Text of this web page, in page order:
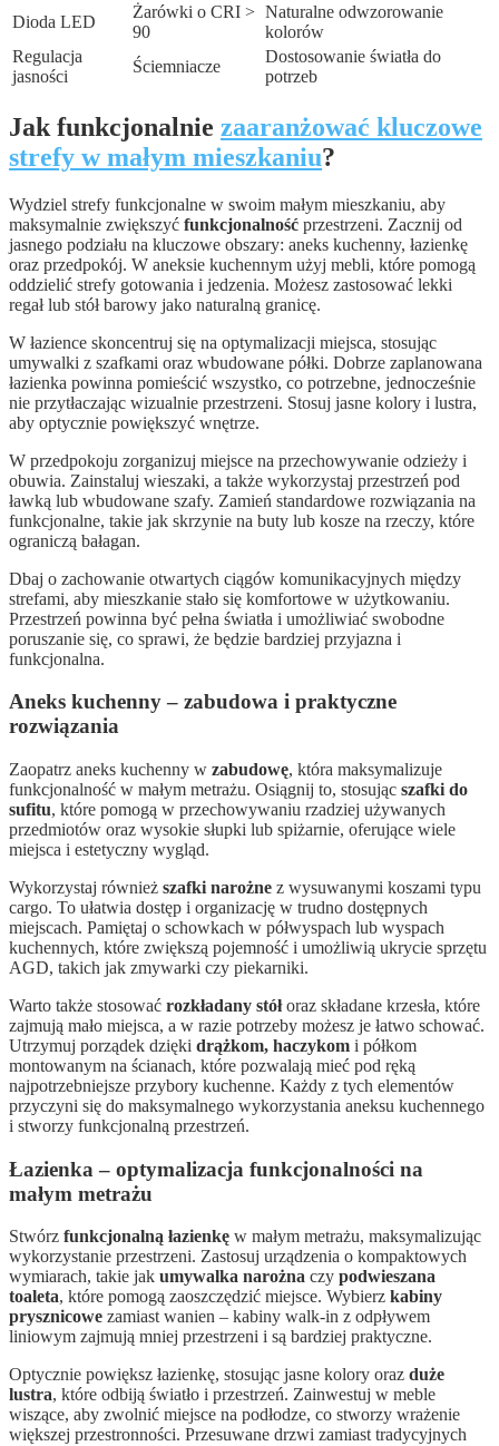
Dioda LED
Żarówki o CRI >
90
Naturalne odwzorowanie
kolorów
Regulacja
jasności
Ściemniacze
Dostosowanie światła do
potrzeb
Jak funkcjonalnie zaaranżować kluczowe
strefy w małym mieszkaniu?
Wydziel strefy funkcjonalne w swoim małym mieszkaniu, aby
maksymalnie zwiększyć funkcjonalność przestrzeni. Zacznij od
jasnego podziału na kluczowe obszary: aneks kuchenny, łazienkę
oraz przedpokój. W aneksie kuchennym użyj mebli, które pomogą
oddzielić strefy gotowania i jedzenia. Możesz zastosować lekki
regał lub stół barowy jako naturalną granicę.
W łazience skoncentruj się na optymalizacji miejsca, stosując
umywalki z szafkami oraz wbudowane półki. Dobrze zaplanowana
łazienka powinna pomieścić wszystko, co potrzebne, jednocześnie
nie przytłaczając wizualnie przestrzeni. Stosuj jasne kolory i lustra,
aby optycznie powiększyć wnętrze.
W przedpokoju zorganizuj miejsce na przechowywanie odzieży i
obuwia. Zainstaluj wieszaki, a także wykorzystaj przestrzeń pod
ławką lub wbudowane szafy. Zamień standardowe rozwiązania na
funkcjonalne, takie jak skrzynie na buty lub kosze na rzeczy, które
ograniczą bałagan.
Dbaj o zachowanie otwartych ciągów komunikacyjnych między
strefami, aby mieszkanie stało się komfortowe w użytkowaniu.
Przestrzeń powinna być pełna światła i umożliwiać swobodne
poruszanie się, co sprawi, że będzie bardziej przyjazna i
funkcjonalna.
Aneks kuchenny – zabudowa i praktyczne
rozwiązania
Zaopatrz aneks kuchenny w zabudowę, która maksymalizuje
funkcjonalność w małym metrażu. Osiągnij to, stosując szafki do
sufitu, które pomogą w przechowywaniu rzadziej używanych
przedmiotów oraz wysokie słupki lub spiżarnie, oferujące wiele
miejsca i estetyczny wygląd.
Wykorzystaj również szafki narożne z wysuwanymi koszami typu
cargo. To ułatwia dostęp i organizację w trudno dostępnych
miejscach. Pamiętaj o schowkach w półwyspach lub wyspach
kuchennych, które zwiększą pojemność i umożliwią ukrycie sprzętu
AGD, takich jak zmywarki czy piekarniki.
Warto także stosować rozkładany stółoraz składane krzesła, które
zajmują mało miejsca, a w razie potrzeby możesz je łatwo schować.
Utrzymuj porządek dzięki drążkom, haczykom i półkom
montowanym na ścianach, które pozwalają mieć pod ręką
najpotrzebniejsze przybory kuchenne. Każdy z tych elementów
przyczyni się do maksymalnego wykorzystania aneksu kuchennego
i stworzy funkcjonalną przestrzeń.
Łazienka – optymalizacja funkcjonalności na
małym metrażu
Stwórz funkcjonalną łazienkę w małym metrażu, maksymalizując
wykorzystanie przestrzeni. Zastosuj urządzenia o kompaktowych
wymiarach, takie jak umywalka narożna czy podwieszana
toaleta, które pomogą zaoszczędzić miejsce. Wybierz kabiny
prysznicowe zamiast wanien – kabiny walk-in z odpływem
liniowym zajmują mniej przestrzeni i są bardziej praktyczne.
Optycznie powiększ łazienkę, stosując jasne kolory oraz duże
lustra, które odbiją światło i przestrzeń. Zainwestuj w meble
wiszące, aby zwolnić miejsce na podłodze, co stworzy wrażenie
większej przestronności. Przesuwane drzwi zamiast tradycyjnych